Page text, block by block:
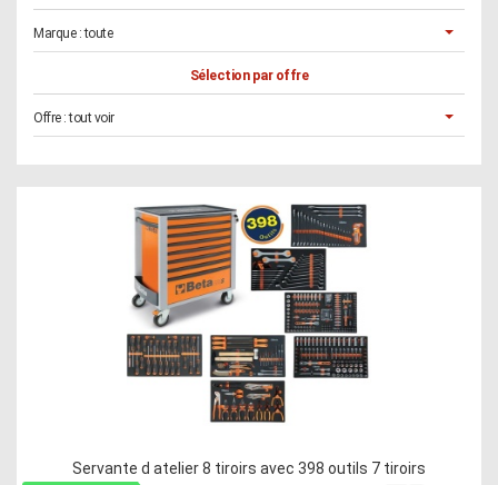
Marque :toute
Sélection par offre
Offre :tout voir
Servante d atelier 8 tiroirs avec 398 outils 7 tiroirs